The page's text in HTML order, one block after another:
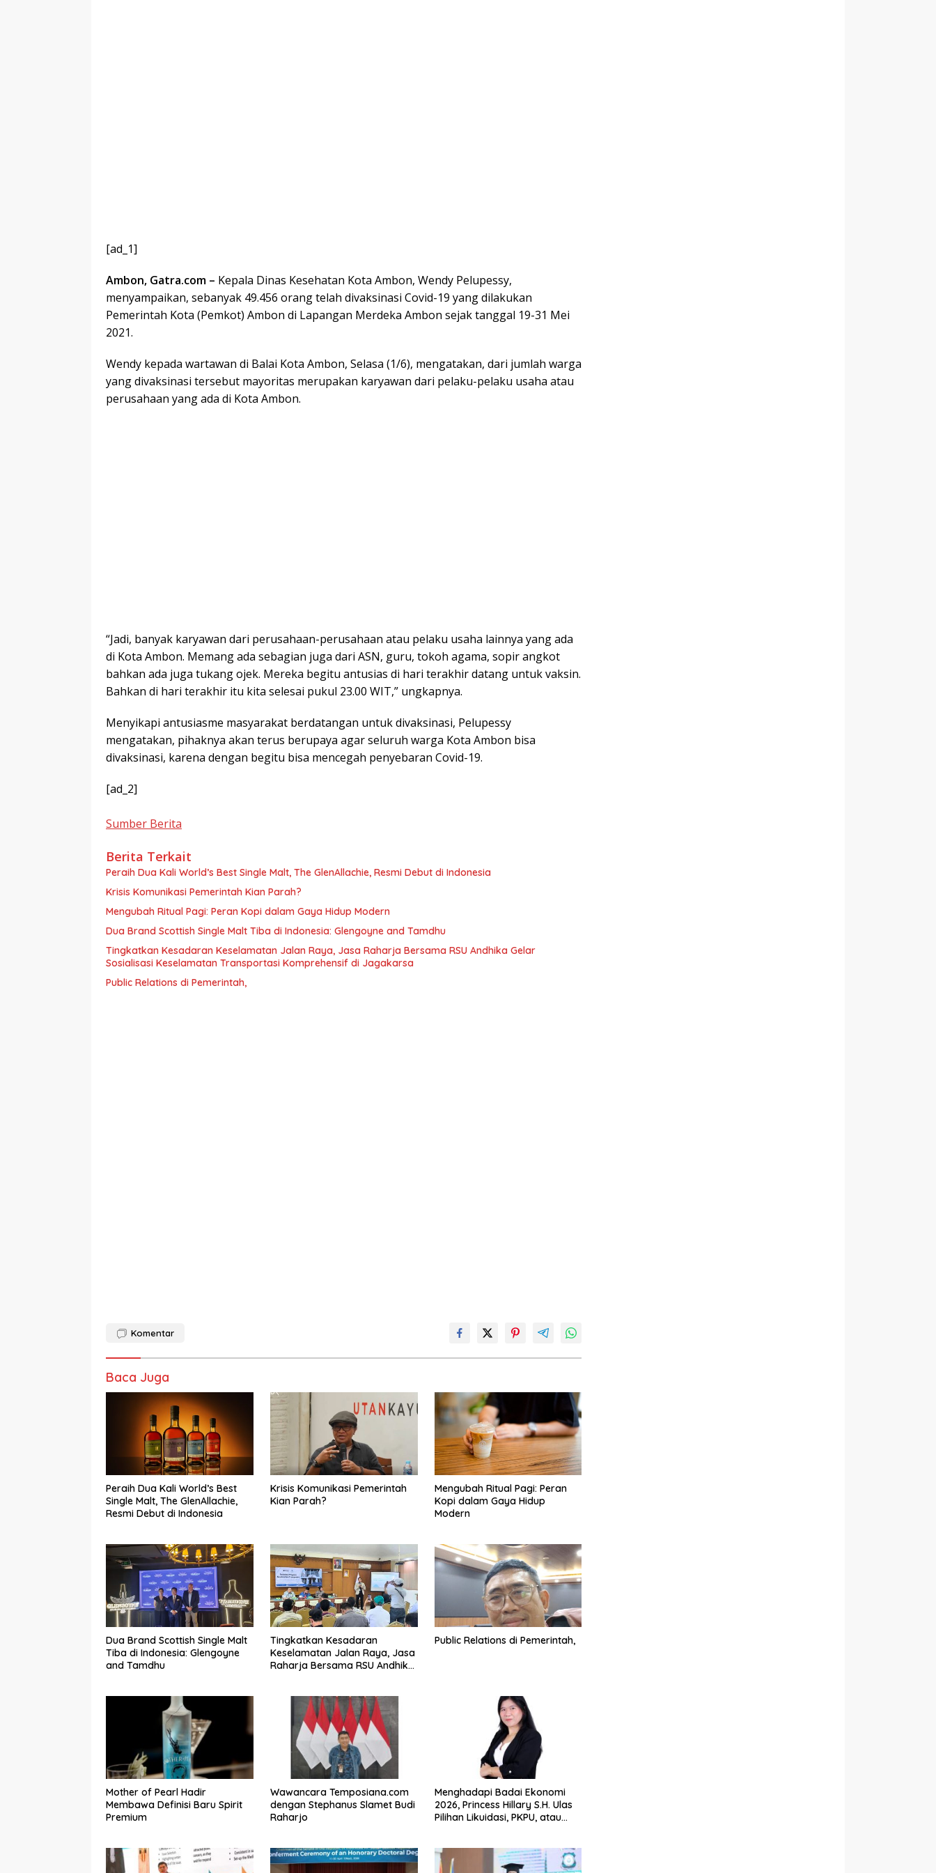
[ad_1]
Ambon, Gatra.com ‎– Kepala Dinas Kesehatan Kota Ambon, Wendy Pelupessy,
menyampaikan, sebanyak 49.456 orang telah divaksinasi Covid-19 yang dilakukan
Pemerintah Kota (Pemkot) Ambon di Lapangan Merdeka Ambon sejak tanggal 19-31 Mei
2021.
Wendy kepada wartawan di Balai Kota Ambon, Selasa (1/6), mengatakan, dari jumlah warga
yang divaksinasi tersebut mayoritas merupakan karyawan dari pelaku-pelaku usaha atau
perusahaan yang ada di Kota Ambon.
“Jadi, banyak karyawan dari perusahaan-perusahaan atau pelaku usaha lainnya yang ada
di Kota Ambon. Memang ada sebagian juga dari ASN, guru, tokoh agama, sopir angkot
bahkan ada juga tukang ojek. Mereka begitu antusias di hari terakhir datang untuk vaksin.
Bahkan di hari terakhir itu kita selesai pukul 23.00 WIT,” ungkapnya.
Menyikapi antusiasme masyarakat berdatangan untuk divaksinasi, Pelupessy
mengatakan, pihaknya akan terus berupaya agar seluruh warga Kota Ambon bisa
divaksinasi, karena dengan begitu bisa mencegah penyebaran Covid-19.
[ad_2]
Sumber Berita
Berita Terkait
Peraih Dua Kali World’s Best Single Malt, The GlenAllachie, Resmi Debut di Indonesia
Krisis Komunikasi Pemerintah Kian Parah?
Mengubah Ritual Pagi: Peran Kopi dalam Gaya Hidup Modern
Dua Brand Scottish Single Malt Tiba di Indonesia: Glengoyne and Tamdhu
Tingkatkan Kesadaran Keselamatan Jalan Raya, Jasa Raharja Bersama RSU Andhika Gelar
Sosialisasi Keselamatan Transportasi Komprehensif di Jagakarsa
Public Relations di Pemerintah,
Komentar
Baca Juga
Peraih Dua Kali World’s Best
Single Malt, The GlenAllachie,
Resmi Debut di Indonesia
Krisis Komunikasi Pemerintah
Kian Parah?
Mengubah Ritual Pagi: Peran
Kopi dalam Gaya Hidup
Modern
Dua Brand Scottish Single Malt
Tiba di Indonesia: Glengoyne
and Tamdhu
Tingkatkan Kesadaran
Keselamatan Jalan Raya, Jasa
Raharja Bersama RSU Andhika
Jagakarsa
Public Relations di Pemerintah,
Mother of Pearl Hadir
Membawa Definisi Baru Spirit
Premium
Wawancara Temposiana.com
dengan Stephanus Slamet Budi
Raharjo
Menghadapi Badai Ekonomi
2026, Princess Hillary S.H. Ulas
Pilihan Likuidasi, PKPU, atau